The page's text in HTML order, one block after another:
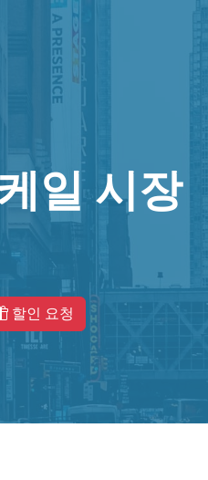
일 시장
할인 요청